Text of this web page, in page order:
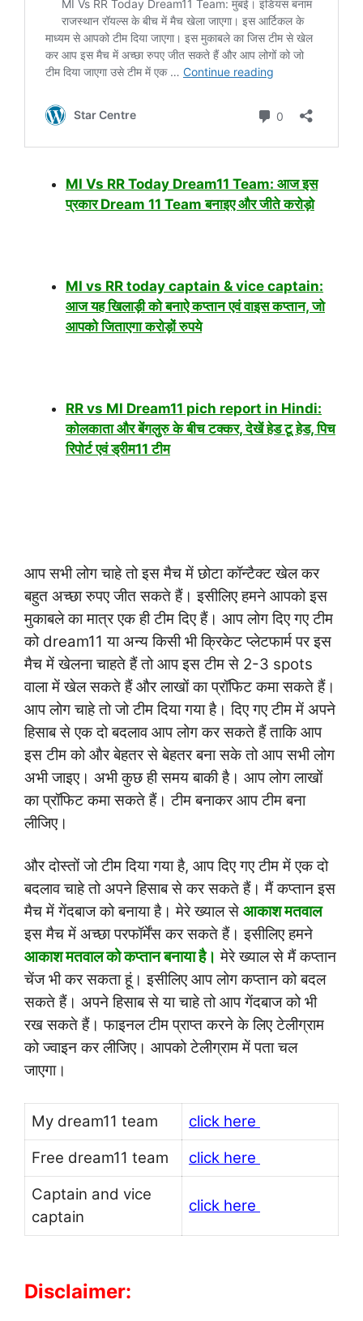
MI Vs RR Today Dream11 Team: आज इस
प्रकार Dream 11 Team बनाइए और जीते करोड़ो
MI vs RR today captain & vice captain:
आज यह खिलाड़ी को बनाऐ कप्तान एवं वाइस कप्तान, जो
आपको जिताएगा करोड़ों रुपये
RR vs MI Dream11 pich report in Hindi:
कोलकाता और बेंगलुरु के बीच टक्कर, देखें हेड टू हेड, पिच
रिपोर्ट एवं ड्रीम11 टीम
आप सभी लोग चाहे तो इस मैच में छोटा कॉन्टैक्ट खेल कर
बहुत अच्छा रुपए जीत सकते हैं। इसीलिए हमने आपको इस
मुकाबले का मात्र एक ही टीम दिए हैं। आप लोग दिए गए टीम
को dream11 या अन्य किसी भी क्रिकेट प्लेटफार्म पर इस
मैच में खेलना चाहते हैं तो आप इस टीम से 2-3 spots
वाला में खेल सकते हैं और लाखों का प्रॉफिट कमा सकते हैं।
आप लोग चाहे तो जो टीम दिया गया है। दिए गए टीम में अपने
हिसाब से एक दो बदलाव आप लोग कर सकते हैं ताकि आप
इस टीम को और बेहतर से बेहतर बना सके तो आप सभी लोग
अभी जाइए। अभी कुछ ही समय बाकी है। आप लोग लाखों
का प्रॉफिट कमा सकते हैं। टीम बनाकर आप टीम बना
लीजिए।
और दोस्तों जो टीम दिया गया है, आप दिए गए टीम में एक दो
बदलाव चाहे तो अपने हिसाब से कर सकते हैं। मैं कप्तान इस
मैच में गेंदबाज को बनाया है। मेरे ख्याल से आकाश मतवाल
इस मैच में अच्छा परफॉर्मेंस कर सकते हैं। इसीलिए हमने
आकाश मतवाल को कप्तान बनाया है। मेरे ख्याल से मैं कप्तान
चेंज भी कर सकता हूं। इसीलिए आप लोग कप्तान को बदल
सकते हैं। अपने हिसाब से या चाहे तो आप गेंदबाज को भी
रख सकते हैं। फाइनल टीम प्राप्त करने के लिए टेलीग्राम
को ज्वाइन कर लीजिए। आपको टेलीग्राम में पता चल
जाएगा।
My dream11 team
click here
Free dream11 team
click here
Captain and vice
captain
click here
Disclaimer: